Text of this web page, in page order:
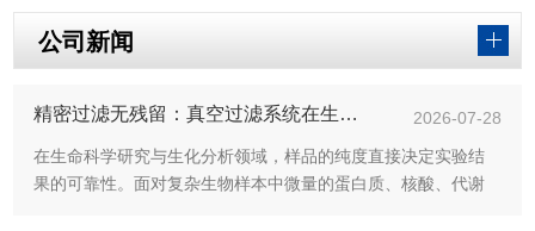
公司新闻
精密过滤无残留：真空过滤系统在生化分析中的关键作用
2026-07-28
在生命科学研究与生化分析领域，样品的纯度直接决定实验结
果的可靠性。面对复杂生物样本中微量的蛋白质、核酸、代谢